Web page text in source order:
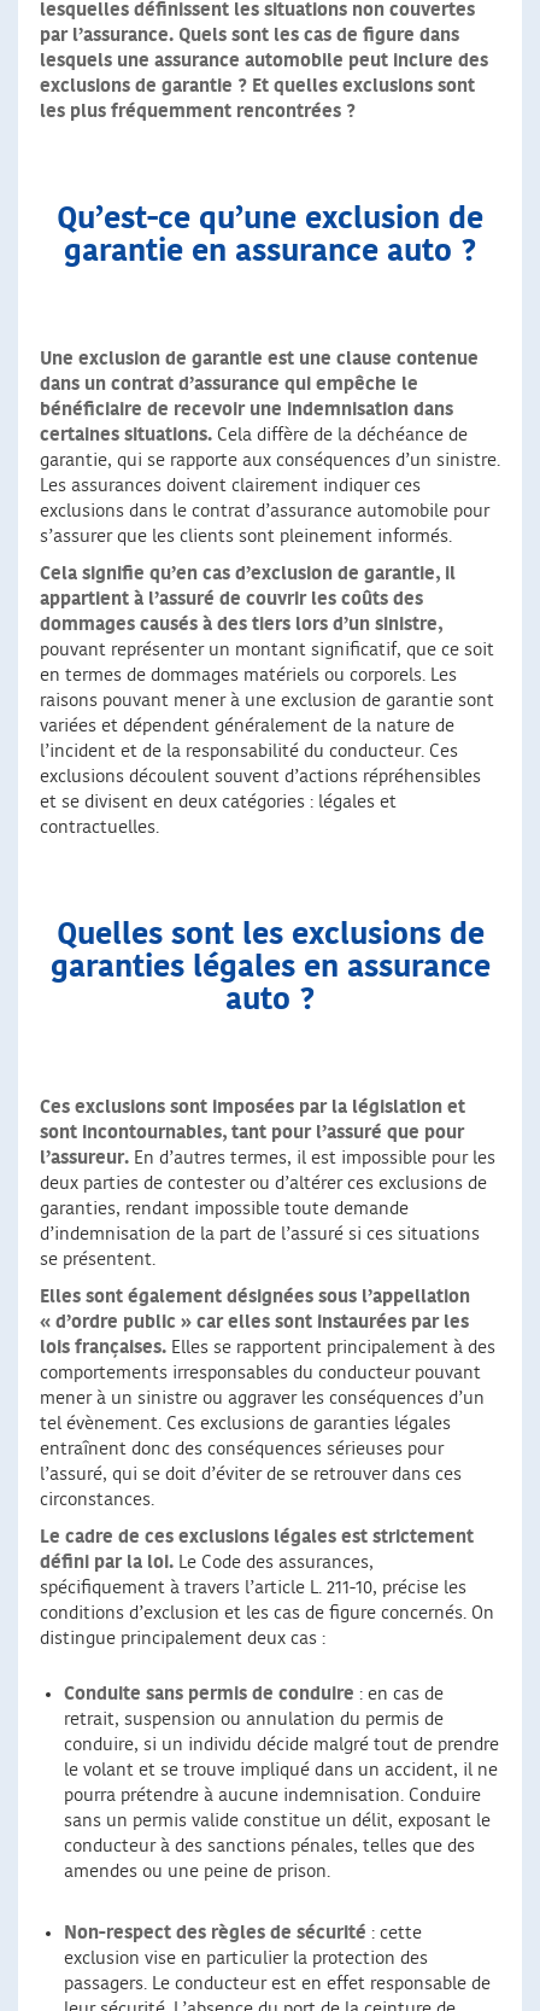
lesquelles définissent les situations non couvertes
par l’assurance. Quels sont les cas de figure dans
lesquels une assurance automobile peut inclure des
exclusions de garantie ? Et quelles exclusions sont
les plus fréquemment rencontrées ?
Qu’est-ce qu’une exclusion de
garantie en assurance auto ?
Une exclusion de garantie est une clause contenue
dans un contrat d’assurance qui empêche le
bénéficiaire de recevoir une indemnisation dans
certaines situations. Cela diffère de la déchéance de
garantie, qui se rapporte aux conséquences d’un sinistre.
Les assurances doivent clairement indiquer ces
exclusions dans le contrat d’assurance automobile pour
s’assurer que les clients sont pleinement informés.
Cela signifie qu’en cas d’exclusion de garantie, il
appartient à l’assuré de couvrir les coûts des
dommages causés à des tiers lors d’un sinistre,
pouvant représenter un montant significatif, que ce soit
en termes de dommages matériels ou corporels. Les
raisons pouvant mener à une exclusion de garantie sont
variées et dépendent généralement de la nature de
l’incident et de la responsabilité du conducteur. Ces
exclusions découlent souvent d’actions répréhensibles
et se divisent en deux catégories : légales et
contractuelles.
Quelles sont les exclusions de
garanties légales en assurance
auto ?
Ces exclusions sont imposées par la législation et
sont incontournables, tant pour l’assuré que pour
l’assureur. En d’autres termes, il est impossible pour les
deux parties de contester ou d’altérer ces exclusions de
garanties, rendant impossible toute demande
d’indemnisation de la part de l’assuré si ces situations
se présentent.
Elles sont également désignées sous l’appellation
« d’ordre public » car elles sont instaurées par les
lois françaises. Elles se rapportent principalement à des
comportements irresponsables du conducteur pouvant
mener à un sinistre ou aggraver les conséquences d’un
tel évènement. Ces exclusions de garanties légales
entraînent donc des conséquences sérieuses pour
l’assuré, qui se doit d’éviter de se retrouver dans ces
circonstances.
Le cadre de ces exclusions légales est strictement
défini par la loi. Le Code des assurances,
spécifiquement à travers l’article L. 211-10, précise les
conditions d’exclusion et les cas de figure concernés. On
distingue principalement deux cas :
Conduite sans permis de conduire : en cas de
retrait, suspension ou annulation du permis de
conduire, si un individu décide malgré tout de prendre
le volant et se trouve impliqué dans un accident, il ne
pourra prétendre à aucune indemnisation. Conduire
sans un permis valide constitue un délit, exposant le
conducteur à des sanctions pénales, telles que des
amendes ou une peine de prison.
Non-respect des règles de sécurité : cette
exclusion vise en particulier la protection des
passagers. Le conducteur est en effet responsable de